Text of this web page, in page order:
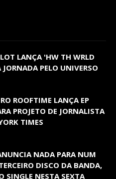
LANÇA 'HW TH WRLD
PELO UNIVERSO
ROOFTIME LANÇA EP
PROJETO DE JORNALISTA
TIMES
NADA PARA NUM
DISCO DA BANDA,
SINGLE NESTA SEXTA